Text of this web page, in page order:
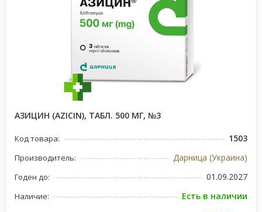
АЗИЦИН (AZICIN), ТАБЛ. 500 МГ, №3
Код товара: 1503
Производитель: Дарница (Украина)
Годен до: 01.09.2027
Наличие: Есть в наличии